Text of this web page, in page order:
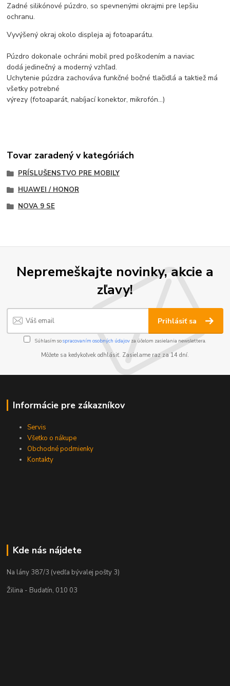
Zadné silikónové púzdro, so spevnenými okrajmi pre lepšiu
ochranu.
Vyvýšený okraj okolo displeja aj fotoaparátu.
Púzdro dokonale ochráni mobil pred poškodením a naviac
dodá jedinečný a moderný vzhľad.
Uchytenie púzdra zachováva funkčné bočné tlačidlá a taktiež má
všetky potrebné
výrezy (fotoaparát, nabíjací konektor, mikrofón...)
Tovar zaradený v kategóriách
PRÍSLUŠENSTVO PRE MOBILY
HUAWEI / HONOR
NOVA 9 SE
Nepremeškajte novinky, akcie a
zľavy!
Prihlásiť sa
Súhlasím sospracovaním osobných údajov za účelom zasielania newslettera.
Môžete sa kedykoľvek odhlásiť. Zasielame raz za 14 dní.
Informácie pre zákazníkov
Servis
Všetko o nákupe
Obchodné podmienky
Kontakty
Kde nás nájdete
Na lány 387/3 (vedľa bývalej pošty 3)
Žilina - Budatín, 010 03